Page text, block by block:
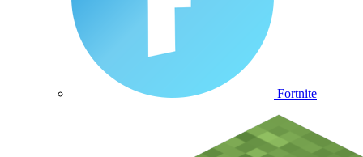
Fortnite